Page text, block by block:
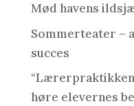
Mød havens
Sommerteater –
succes
høre elevernes